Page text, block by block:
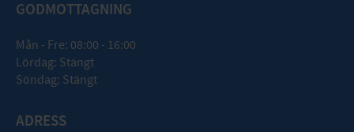
GODMOTTAGNING
Mån - Fre: 08:00 - 16:00
Lördag: Stängt
Söndag: Stängt
ADRESS